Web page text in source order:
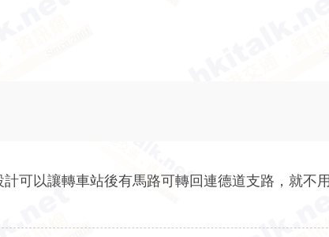
可以讓轉車站後有馬路可轉回連德道支路，就不